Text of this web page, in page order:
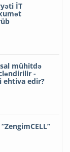
İT
mühitdə
-
ehtiva edir?